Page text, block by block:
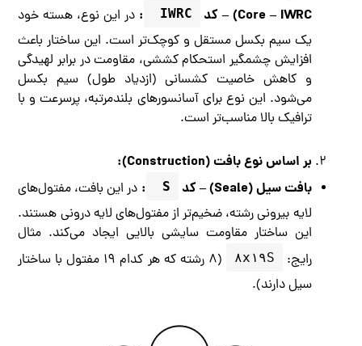
Core – IWRC) – کد
IWRC
: در این نوع، هسته خود
یک سیم بکسل مستقل و کوچک‌تر است. این ساختار باعث
افزایش چشمگیر استحکام کششی، مقاومت در برابر لهیدگی
و کاهش خاصیت کشسانی (ازدیاد طول) سیم بکسل
می‌شود. این نوع برای آسانسورهای بلندمرتبه، پرسرعت و با
ترافیک بالا مناسب‌تر است.
بر اساس نوع بافت (Construction):
بافت سیل (Seale) – کد
S
: در این بافت، مفتول‌های
لایه بیرونی رشته، ضخیم‌تر از مفتول‌های لایه درونی هستند.
این ساختار مقاومت سایشی بالایی ایجاد می‌کند. مثال
رایج:
۸x۱۹S
(۸ رشته که هر کدام ۱۹ مفتول با ساختار
سیل دارند).